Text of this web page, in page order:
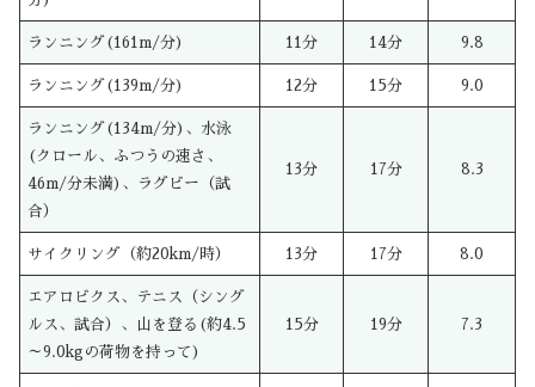
ランニング(161m/分) 11分 14分 9.8
ランニング(139m/分) 12分 15分 9.0
ランニング(134m/分)、水泳
(クロール、ふつうの速さ、
46m/分未満)、ラグビー（試
合）
13分 17分 8.3
サイクリング（約20km/時） 13分 17分 8.0
エアロビクス、テニス（シング
ルス、試合）、山を登る(約4.5
～9.0kgの荷物を持って)
15分 19分 7.3